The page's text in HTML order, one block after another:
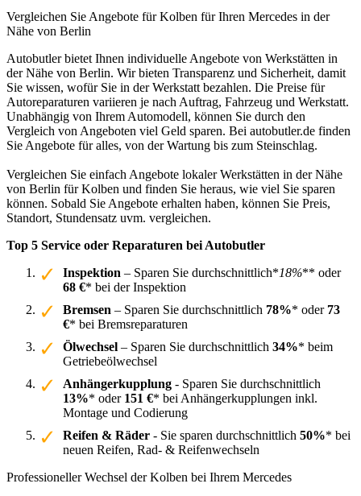
Vergleichen Sie Angebote für Kolben für Ihren Mercedes in der
Nähe von Berlin
Autobutler bietet Ihnen individuelle Angebote von Werkstätten in
der Nähe von Berlin. Wir bieten Transparenz und Sicherheit, damit
Sie wissen, wofür Sie in der Werkstatt bezahlen. Die Preise für
Autoreparaturen variieren je nach Auftrag, Fahrzeug und Werkstatt.
Unabhängig von Ihrem Automodell, können Sie durch den
Vergleich von Angeboten viel Geld sparen. Bei autobutler.de finden
Sie Angebote für alles, von der Wartung bis zum Steinschlag.
Vergleichen Sie einfach Angebote lokaler Werkstätten in der Nähe
von Berlin für Kolben und finden Sie heraus, wie viel Sie sparen
können. Sobald Sie Angebote erhalten haben, können Sie Preis,
Standort, Stundensatz uvm. vergleichen.
Top 5 Service oder Reparaturen bei Autobutler
Inspektion – Sparen Sie durchschnittlich*18%** oder
68 €* bei der Inspektion
Bremsen – Sparen Sie durchschnittlich 78%* oder 73
€* bei Bremsreparaturen
Ölwechsel – Sparen Sie durchschnittlich 34%* beim
Getriebeölwechsel
Anhängerkupplung - Sparen Sie durchschnittlich
13%* oder 151 €* bei Anhängerkupplungen inkl.
Montage und Codierung
Reifen & Räder - Sie sparen durchschnittlich 50%* bei
neuen Reifen, Rad- & Reifenwechseln
Professioneller Wechsel der Kolben bei Ihrem Mercedes